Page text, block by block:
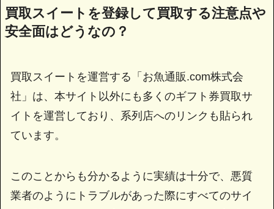
買取スイートを登録して買取する注意点や
安全面はどうなの？
買取スイートを運営する「お魚通販.com株式会
社」は、本サイト以外にも多くのギフト券買取サ
イトを運営しており、系列店へのリンクも貼られ
ています。
このことからも分かるように実績は十分で、悪質
業者のようにトラブルがあった際にすべてのサイ